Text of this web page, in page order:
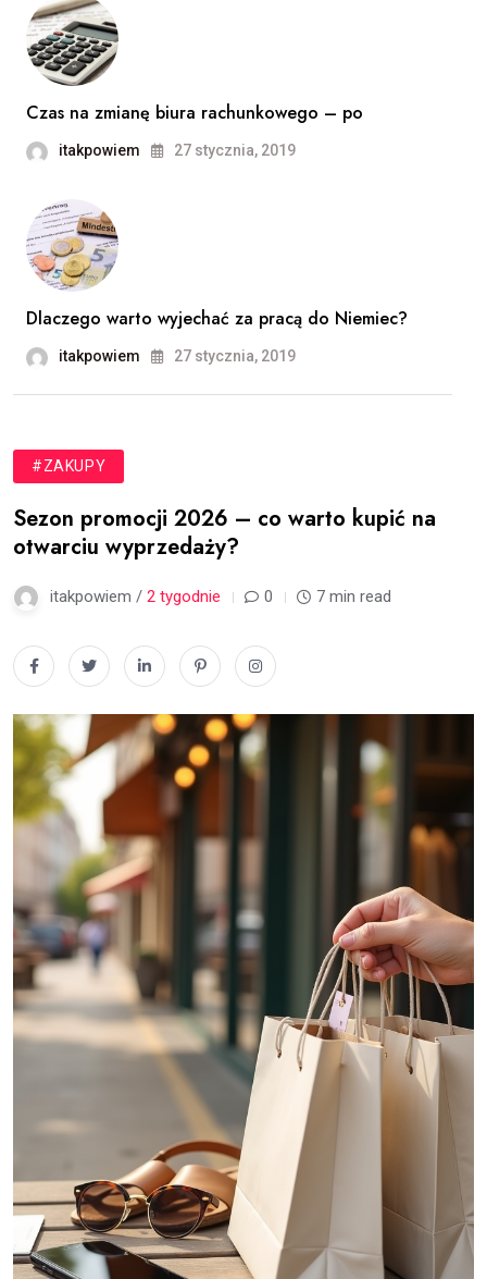
Czas na zmianę biura rachunkowego – po
itakpowiem 27 stycznia, 2019
Dlaczego warto wyjechać za pracą do Niemiec?
itakpowiem 27 stycznia, 2019
#ZAKUPY
Sezon promocji 2026 – co warto kupić na
otwarciu wyprzedaży?
itakpowiem / 2 tygodnie 0 7 min read